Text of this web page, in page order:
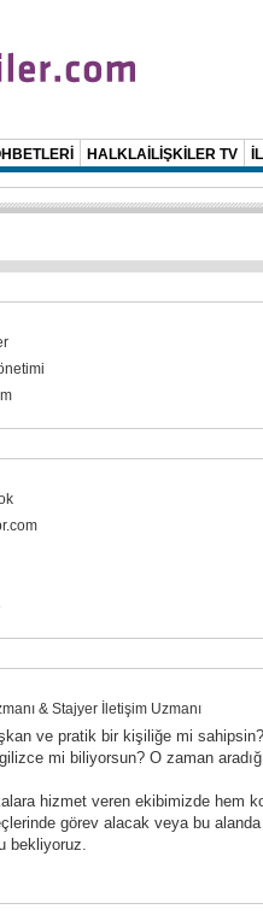
HALKLAİLİŞKİLER TV
& Stajyer İletişim Uzmanı
ve pratik bir kişiliğe mi
mi biliyorsun? O zaman
hizmet veren ekibimizde hem
görev alacak veya bu
bekliyoruz.